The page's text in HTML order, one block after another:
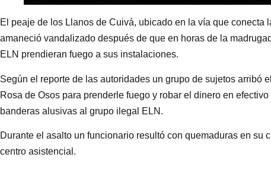
El peaje de los Llanos de Cuivá, ubicado en la vía que conecta
amaneció vandalizado después de que en horas de la
ELN prendieran fuego a sus instalaciones.
Según el reporte de las autoridades un grupo de sujetos arribó
Rosa de Osos para prenderle fuego y robar el dinero en
banderas alusivas al grupo ilegal ELN.
Durante el asalto un funcionario resultó con quemaduras en su
centro asistencial.